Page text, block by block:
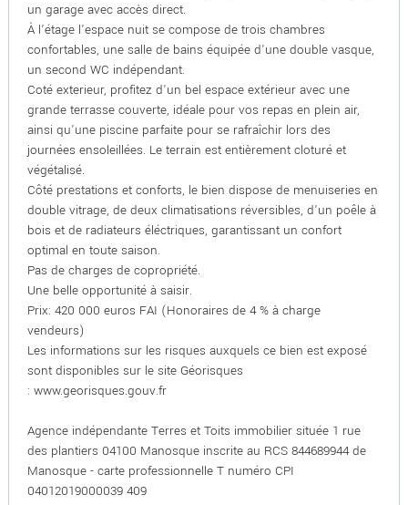
un garage avec accès direct.
À l'étage l'espace nuit se compose de trois chambres
confortables, une salle de bains équipée d'une double vasque,
un second WC indépendant.
Coté exterieur, profitez d'un bel espace extérieur avec une
grande terrasse couverte, idéale pour vos repas en plein air,
ainsi qu'une piscine parfaite pour se rafraîchir lors des
journées ensoleillées. Le terrain est entièrement cloturé et
végétalisé.
Côté prestations et conforts, le bien dispose de menuiseries en
double vitrage, de deux climatisations réversibles, d'un poêle à
bois et de radiateurs éléctriques, garantissant un confort
optimal en toute saison.
Pas de charges de copropriété.
Une belle opportunité à saisir.
Prix: 420 000 euros FAI (Honoraires de 4 % à charge
vendeurs)
Les informations sur les risques auxquels ce bien est exposé
sont disponibles sur le site Géorisques
: www.georisques.gouv.fr
Agence indépendante Terres et Toits immobilier située 1 rue
des plantiers 04100 Manosque inscrite au RCS 844689944 de
Manosque - carte professionnelle T numéro CPI
04012019000039 409